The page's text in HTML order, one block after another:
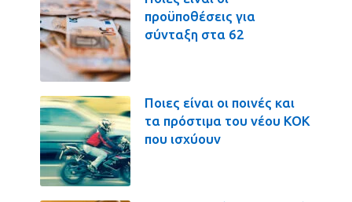
προϋποθέσεις για
σύνταξη στα 62
Ποιες είναι οι ποινές και
τα πρόστιμα του νέου ΚΟΚ
που ισχύουν